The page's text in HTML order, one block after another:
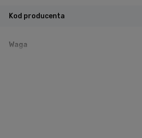
Kod producenta
Waga